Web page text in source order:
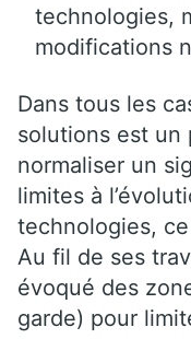
technologies,
modifications
Dans tous les
solutions est un
normaliser un
limites à
technologies,
Au fil de ses
évoqué des
garde) pour